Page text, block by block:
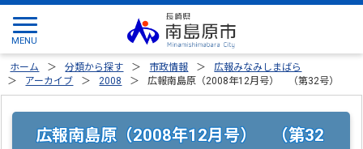
ホーム 分類から探す 市政情報
広報みなみしまばら
アーカイブ
2008 広報南島原（2008年12月号） （第32号）
広報南島原（2008年12月号） （第32